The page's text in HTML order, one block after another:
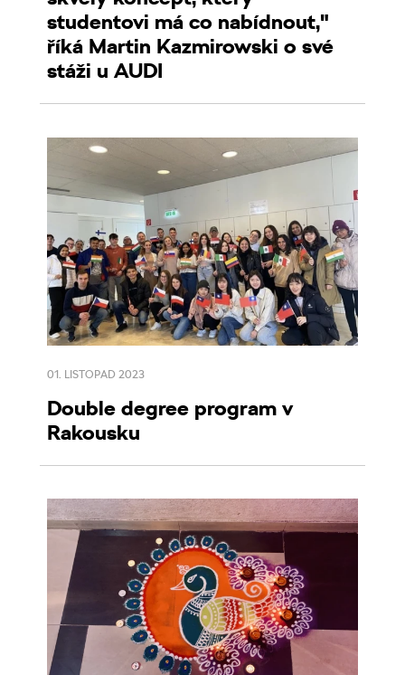
studentovi má co nabídnout,"
říká Martin Kazmirowski o své
stáži u AUDI
01. LISTOPAD 2023
Double degree program v
Rakousku